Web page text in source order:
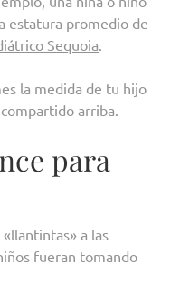
estatura promedio de
Sequoia.
la medida de tu hijo
arriba.
para
a las
fueran tomando